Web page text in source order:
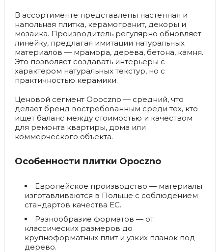
В ассортименте представлены настенная и
напольная плитка, керамогранит, декоры и
мозаика. Производитель регулярно обновляет
линейку, предлагая имитации натуральных
материалов — мрамора, дерева, бетона, камня.
Это позволяет создавать интерьеры с
характером натуральных текстур, но с
практичностью керамики.
Ценовой сегмент Opoczno — средний, что
делает бренд востребованным среди тех, кто
ищет баланс между стоимостью и качеством
для ремонта квартиры, дома или
коммерческого объекта.
Особенности плитки Opoczno
Европейское производство — материалы
изготавливаются в Польше с соблюдением
стандартов качества ЕС.
Разнообразие форматов — от
классических размеров до
крупноформатных плит и узких планок под
дерево.